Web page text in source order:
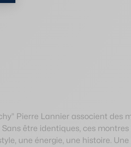
Pierre Lannier associent des
être identiques, ces
une énergie, une histoire.